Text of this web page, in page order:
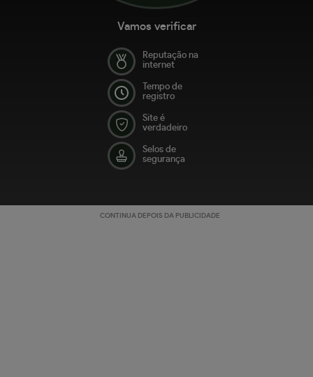
Vamos verificar
Reputação na
internet
Tempo de
registro
Site é
verdadeiro
Selos de
segurança
CONTINUA DEPOIS DA PUBLICIDADE